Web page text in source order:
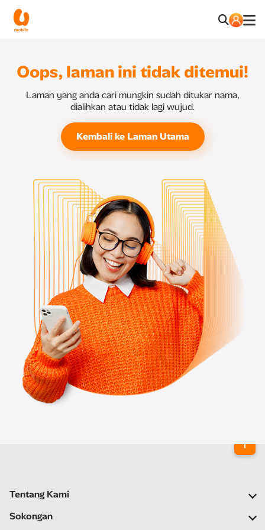
Oops, laman ini tidak ditemui!
Laman yang anda cari mungkin sudah ditukar nama,
dialihkan atau tidak lagi wujud.
Kembali ke Laman Utama
Tentang Kami
Syarikat Kami
Sokongan